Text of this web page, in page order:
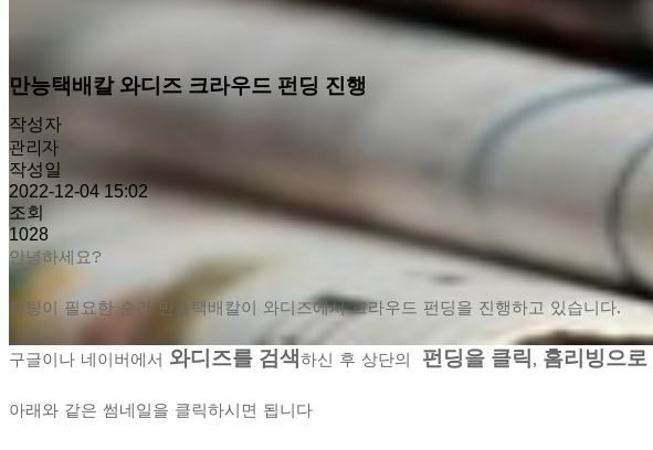
만능택배칼 와디즈 크라우드 펀딩 진행
작성자
관리자
작성일
2022-12-04 15:02
조회
1028
안녕하세요?
컷팅이 필요한 순간 만능택배칼이 와디즈에서 크라우드 펀딩을 진행하고 있습니다.
구글이나 네이버에서 와디즈를 검색하신 후 상단의 펀딩을 클릭 , 홈리빙으로
아래와 같은 썸네일을 클릭하시면 됩니다